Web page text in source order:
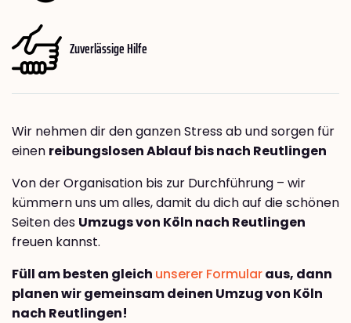
Zuverlässige Hilfe
Wir nehmen dir den ganzen Stress ab und sorgen für
einen reibungslosen Ablauf bis nach Reutlingen
Von der Organisation bis zur Durchführung – wir
kümmern uns um alles, damit du dich auf die schönen
Seiten des Umzugs von Köln nach Reutlingen
freuen kannst.
Füll am besten gleich unserer Formularaus, dann
planen wir gemeinsam deinen Umzug von Köln
nach Reutlingen!